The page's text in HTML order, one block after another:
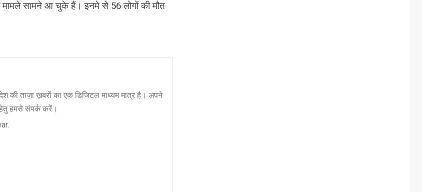
सामने आ चुके हैं। इनमे से 56 लोगों की मौत
की ताज़ा ख़बरों का एक डिजिटल माध्यम मात्र है। अपने
हेतु हमसे संपर्क करें।